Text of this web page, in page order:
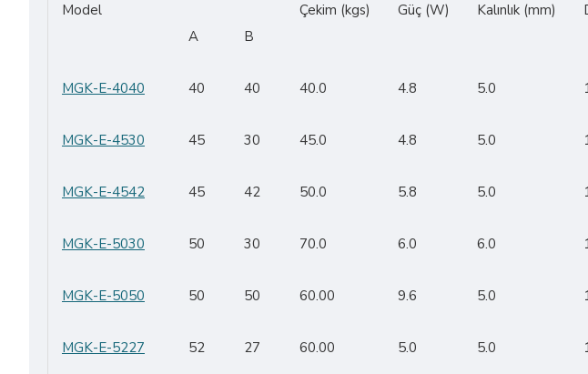
Model
Çekim (kgs)
Güç (W) Kalınlık (mm)
A
B
MGK-E-4040 40 40 40.0 4.8 5.0
MGK-E-4530 45 30 45.0 4.8 5.0
MGK-E-4542 45 42 50.0 5.8 5.0
MGK-E-5030 50 30 70.0 6.0 6.0
MGK-E-5050 50 50 60.00 9.6 5.0
MGK-E-5227 52 27 60.00 5.0 5.0